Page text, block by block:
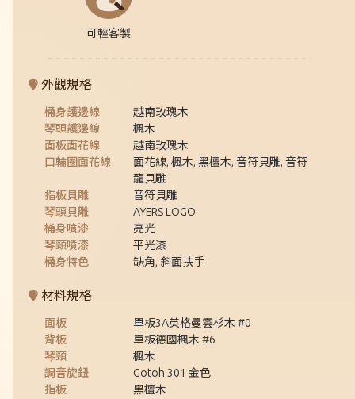
可輕客製
外觀規格
桶身護邊線
越南玫瑰木
琴頭護邊線
楓木
面板面花線
越南玫瑰木
口輪圈面花線
面花線, 楓木, 黑檀木, 音符貝雕, 音符
龍貝雕
指板貝雕
音符貝雕
琴頭貝雕
AYERS LOGO
桶身噴漆
亮光
琴頸噴漆
平光漆
桶身特色
缺角, 斜面扶手
材料規格
面板
單板3A英格曼雲杉木 #0
背板
單板德國楓木 #6
琴頸
楓木
調音旋鈕
Gotoh 301 金色
指板
黑檀木